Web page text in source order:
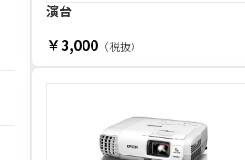
演台
￥3,000 （税抜）